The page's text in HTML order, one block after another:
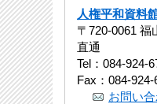
人権平和資料
〒720-0061 福
直通
Tel：084-924-
Fax：084-924-
お問い